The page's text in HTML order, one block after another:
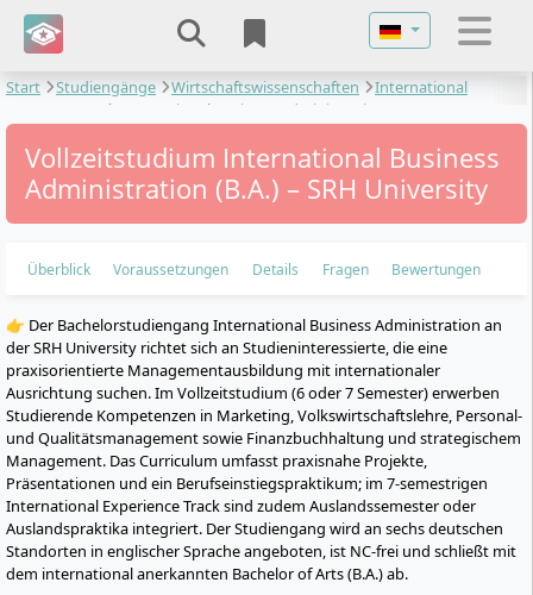
Sprache
Start Studiengänge Wirtschaftswissenschaften
International
International Business Administration
Vollzeitstudium International Business
Administration (B.A.) – SRH University
Überblick Voraussetzungen Details Fragen Bewertungen
👉 Der Bachelorstudiengang International Business Administration an
der SRH University richtet sich an Studieninteressierte, die eine
praxisorientierte Managementausbildung mit internationaler
Ausrichtung suchen. Im Vollzeitstudium (6 oder 7 Semester) erwerben
Studierende Kompetenzen in Marketing, Volkswirtschaftslehre, Personal-
und Qualitätsmanagement sowie Finanzbuchhaltung und strategischem
Management. Das Curriculum umfasst praxisnahe Projekte,
Präsentationen und ein Berufseinstiegspraktikum; im 7-semestrigen
International Experience Track sind zudem Auslandssemester oder
Auslandspraktika integriert. Der Studiengang wird an sechs deutschen
Standorten in englischer Sprache angeboten, ist NC-frei und schließt mit
dem international anerkannten Bachelor of Arts (B.A.) ab.